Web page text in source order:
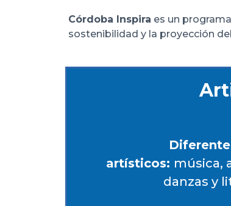
Córdoba Inspira es un
sostenibilidad y la proyección
artísticos: música,
danzas y